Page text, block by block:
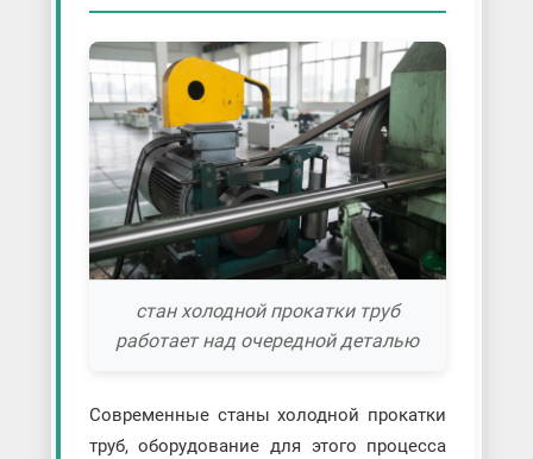
стан холодной прокатки труб
работает над очередной деталью
Современные станы холодной прокатки
труб, оборудование для этого процесса